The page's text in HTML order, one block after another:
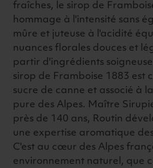
fraîches, le sirop de
hommage à l'intensité sans
mûre et juteuse à l'acidité
nuances florales douces et
partir d'ingrédients
sirop de Framboise 1883 est
sucre de canne et associé à
pure des Alpes. Maître
près de 140 ans, Routin
une expertise aromatique
C'est au cœur des Alpes
environnement naturel, que